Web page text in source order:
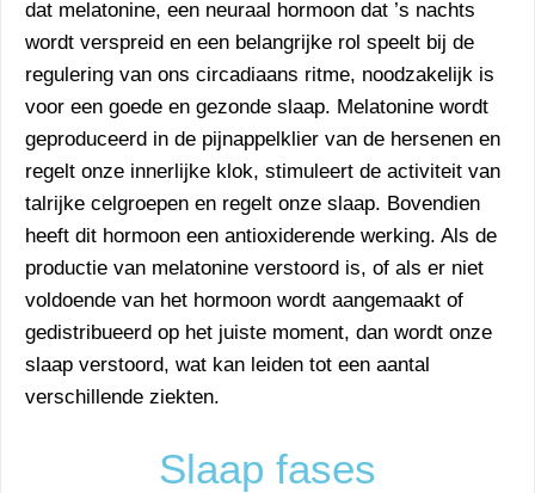
dat melatonine, een neuraal hormoon dat ’s nachts
wordt verspreid en een belangrijke rol speelt bij de
regulering van ons circadiaans ritme, noodzakelijk is
voor een goede en gezonde slaap. Melatonine wordt
geproduceerd in de pijnappelklier van de hersenen en
regelt onze innerlijke klok, stimuleert de activiteit van
talrijke celgroepen en regelt onze slaap. Bovendien
heeft dit hormoon een antioxiderende werking. Als de
productie van melatonine verstoord is, of als er niet
voldoende van het hormoon wordt aangemaakt of
gedistribueerd op het juiste moment, dan wordt onze
slaap verstoord, wat kan leiden tot een aantal
verschillende ziekten.
Slaap fases